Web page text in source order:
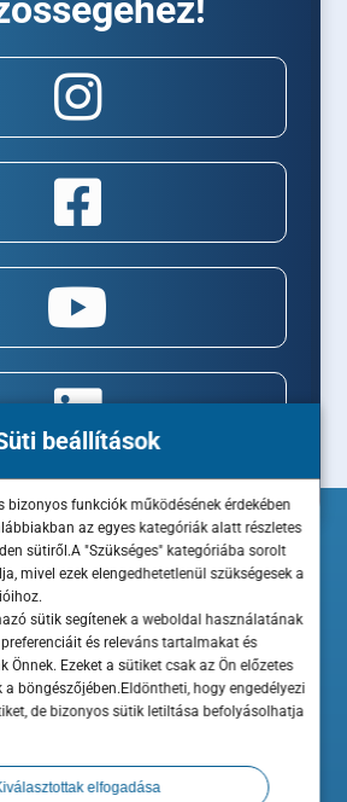
beállítások
bizonyos funkciók működésének érdekében
az egyes kategóriák alatt részletes
sütiről.A "Szükséges" kategóriába sorolt
mivel ezek elengedhetetlenül szükségesek a
sütik segítenek a weboldal használatának
és releváns tartalmakat és
Önnek. Ezeket a sütiket csak az Ön előzetes
a böngészőjében.Eldöntheti, hogy engedélyezi
de bizonyos sütik letiltása befolyásolhatja
elfogadása
a Minősített Szakértő Partner elnevezés és
a Szakértő weboldalán.